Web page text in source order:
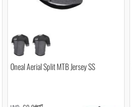
Oneal Aerial Split MTB Jersey SS